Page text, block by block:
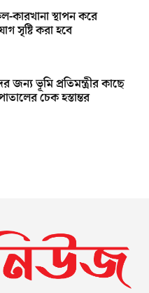
স্থাপন করে
সৃষ্টি করা হবে
জন্য ভূমি প্রতিমন্ত্রীর কাছে
চেক হস্তান্তর